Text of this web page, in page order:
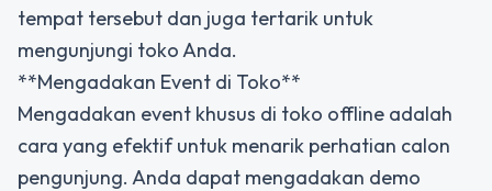
tempat tersebut dan juga tertarik untuk
mengunjungi toko Anda.
**Mengadakan Event di Toko**
Mengadakan event khusus di toko offline adalah
cara yang efektif untuk menarik perhatian calon
pengunjung. Anda dapat mengadakan demo